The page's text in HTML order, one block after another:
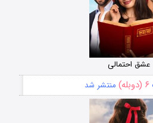
عشق احتمالی
۶ (دوبله) منتشر شد